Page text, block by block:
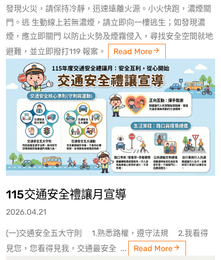
發現火災，請保持冷靜，迅速遠離火源。小火快跑，濃煙關
門。逃 生動線上若無濃煙，請立即向一樓逃生；如發現濃
煙，應立即關門 以防止火勢及煙霧侵入，尋找安全空間就地
避難，並立即撥打119 報案。
Read More
115交通安全禮讓月宣導
2026.04.21
(一)交通安全五大守則 1.熟悉路權，遵守法規 2.我看得
見您，您看得見我，交通最安全 ...
Read More